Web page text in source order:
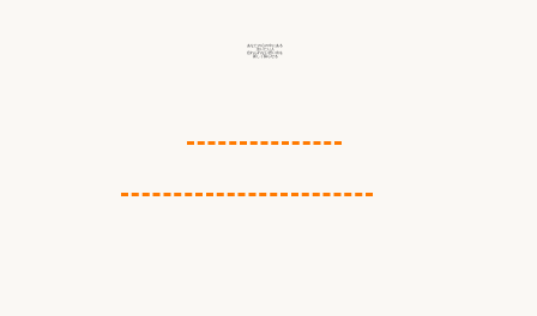
あなたの心の中にある
会いたい人
忘れられない思い出を
新しく蘇らせる